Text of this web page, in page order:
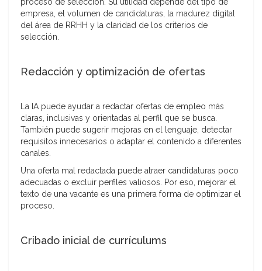
proceso de selección. Su utilidad depende del tipo de
empresa, el volumen de candidaturas, la madurez digital
del área de RRHH y la claridad de los criterios de
selección.
Redacción y optimización de ofertas
La IA puede ayudar a redactar ofertas de empleo más
claras, inclusivas y orientadas al perfil que se busca.
También puede sugerir mejoras en el lenguaje, detectar
requisitos innecesarios o adaptar el contenido a diferentes
canales.
Una oferta mal redactada puede atraer candidaturas poco
adecuadas o excluir perfiles valiosos. Por eso, mejorar el
texto de una vacante es una primera forma de optimizar el
proceso.
Cribado inicial de currículums